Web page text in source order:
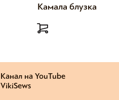
Камала блузка
Канал на YouTube
VikiSews